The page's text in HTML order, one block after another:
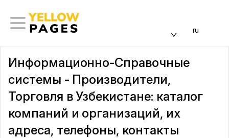
ru
Информационно-Справочные
системы - Производители,
Торговля в Узбекистане: каталог
компаний и организаций, их
адреса, телефоны, контакты